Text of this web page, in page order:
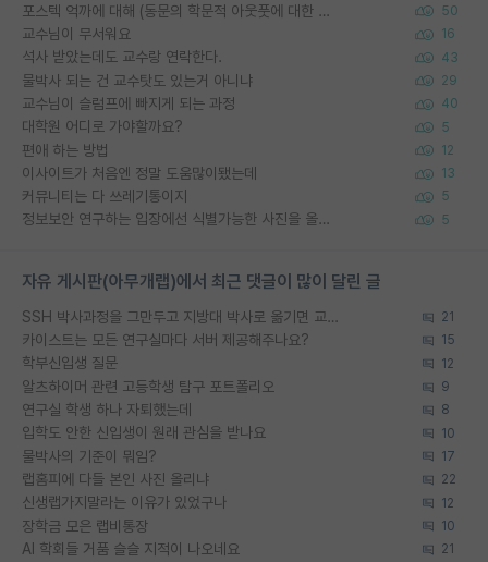
포스텍 억까에 대해 (동문의 학문적 아웃풋에 대한 반박) 50
교수님이 무서워요 16
석사 받았는데도 교수랑 연락한다. 43
물박사 되는 건 교수탓도 있는거 아니냐 29
교수님이 슬럼프에 빠지게 되는 과정 40
대학원 어디로 가야할까요? 5
편애 하는 방법 12
이사이트가 처음엔 정말 도움많이됐는데 13
커뮤니티는 다 쓰레기통이지 5
정보보안 연구하는 입장에선 식별가능한 사진을 올리는건 비추이긴함 5
자유 게시판(아무개랩)에서 최근 댓글이 많이 달린 글
SSH 박사과정을 그만두고 지방대 박사로 옮기면 교수의 꿈은 끝일까요? 21
카이스트는 모든 연구실마다 서버 제공해주나요? 15
학부신입생 질문 12
알츠하이머 관련 고등학생 탐구 포트폴리오 9
연구실 학생 하나 자퇴했는데 8
입학도 안한 신입생이 원래 관심을 받나요 10
물박사의 기준이 뭐임? 17
랩홈피에 다들 본인 사진 올리냐 22
신생랩가지말라는 이유가 있었구나 12
장학금 모은 랩비통장 10
AI 학회들 거품 슬슬 지적이 나오네요 21